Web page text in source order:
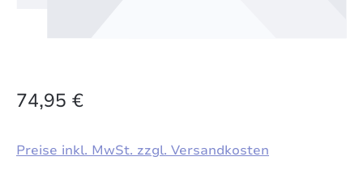
74,95 €
Preise inkl. MwSt. zzgl. Versandkosten